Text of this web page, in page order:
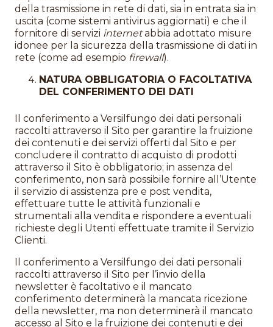
della trasmissione in rete di dati, sia in entrata sia in
uscita (come sistemi antivirus aggiornati) e che il
fornitore di servizi internetabbia adottato misure
idonee per la sicurezza della trasmissione di dati in
rete (come ad esempio firewall).
NATURA OBBLIGATORIA O FACOLTATIVA
DEL CONFERIMENTO DEI DATI
Il conferimento a Versilfungo dei dati personali
raccolti attraverso il Sito per garantire la fruizione
dei contenuti e dei servizi offerti dal Sito e per
concludere il contratto di acquisto di prodotti
attraverso il Sito è obbligatorio; in assenza del
conferimento, non sarà possibile fornire all’Utente
il servizio di assistenza pre e post vendita,
effettuare tutte le attività funzionali e
strumentali alla vendita e rispondere a eventuali
richieste degli Utenti effettuate tramite il Servizio
Clienti.
Il conferimento a Versilfungo dei dati personali
raccolti attraverso il Sito per l’invio della
newsletter è facoltativo e il mancato
conferimento determinerà la mancata ricezione
della newsletter, ma non determinerà il mancato
accesso al Sito e la fruizione dei contenuti e dei